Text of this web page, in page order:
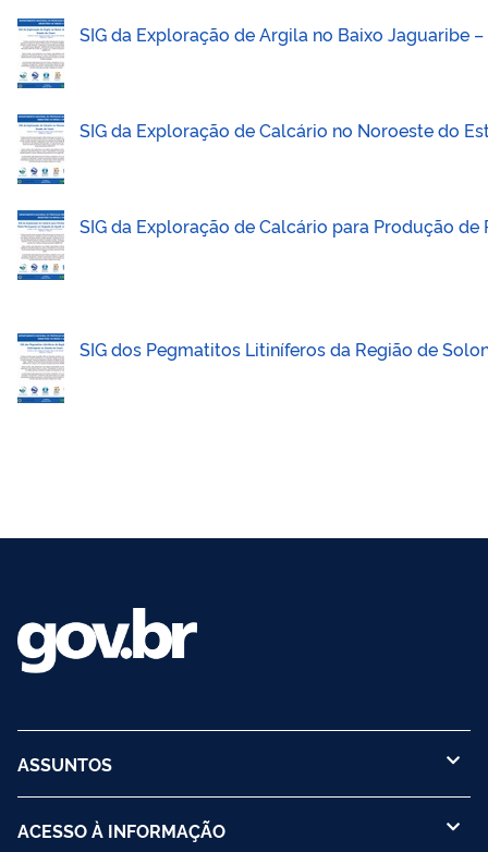
SIG da Exploração de Argila no Baixo Jaguaribe
SIG da Exploração de Calcário no Noroeste do
SIG da Exploração de Calcário para Produção
SIG dos Pegmatitos Litiníferos da Região de
ASSUNTOS
ACESSO À INFORMAÇÃO